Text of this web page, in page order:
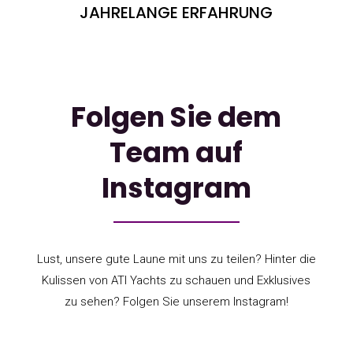
JAHRELANGE ERFAHRUNG
Folgen Sie dem
Team auf
Instagram
Lust, unsere gute Laune mit uns zu teilen? Hinter die
Kulissen von ATI Yachts zu schauen und Exklusives
zu sehen? Folgen Sie unserem Instagram!